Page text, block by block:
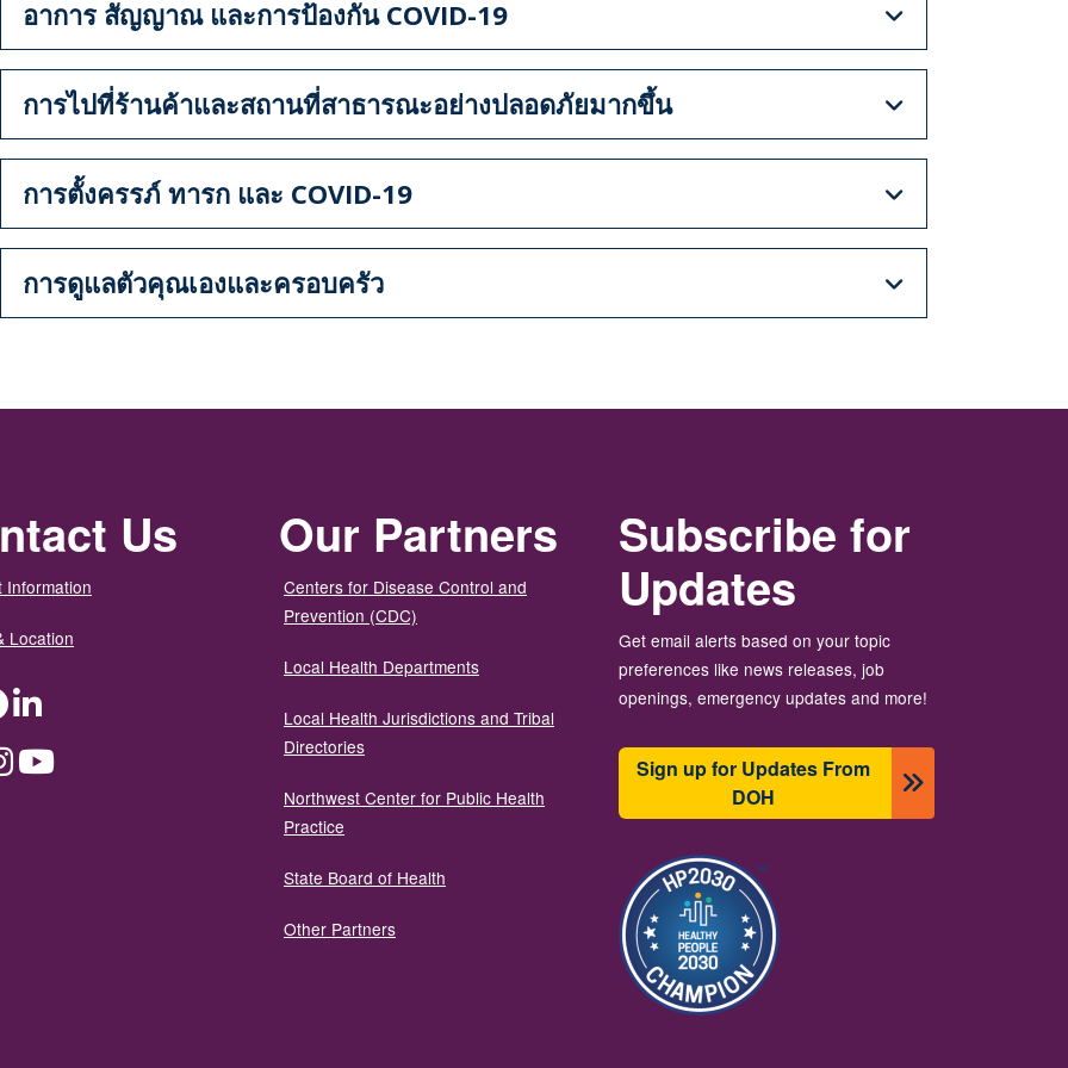
อาการ สัญญาณ และการป้องกัน COVID-19
การไปที่ร้านค้าและสถานที่สาธารณะอย่างปลอดภัยมากขึ้น
การตั้งครรภ์ ทารก และ COVID-19
การดูแลตัวคุณเองและครอบครัว
Us
Information
Location
FacebookLinkedIn
InstagramYouTube
Our Partners
Centers for Disease Control and
Prevention (CDC)
Local Health Departments
Local Health Jurisdictions and Tribal
Directories
Northwest Center for Public Health
Practice
State Board of Health
Other Partners
Subscribe for
Updates
Get email alerts based on your topic
preferences like news releases, job
openings, emergency updates and more!
Sign up for Updates From
DOH
Image